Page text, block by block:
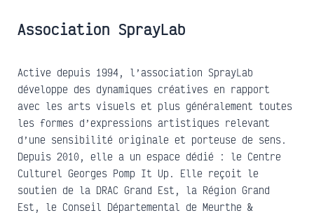
Association SprayLab
Active depuis 1994, l’association SprayLab
développe des dynamiques créatives en rapport
avec les arts visuels et plus généralement toutes
les formes d’expressions artistiques relevant
d’une sensibilité originale et porteuse de sens.
Depuis 2010, elle a un espace dédié : le Centre
Culturel Georges Pomp It Up. Elle reçoit le
soutien de la DRAC Grand Est, la Région Grand
Est, le Conseil Départemental de Meurthe &